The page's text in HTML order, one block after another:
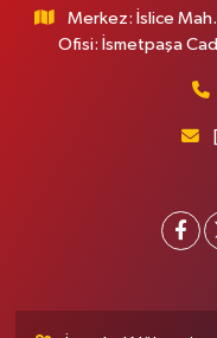
Merkez: İslice
Ofisi: İsmetpaşa